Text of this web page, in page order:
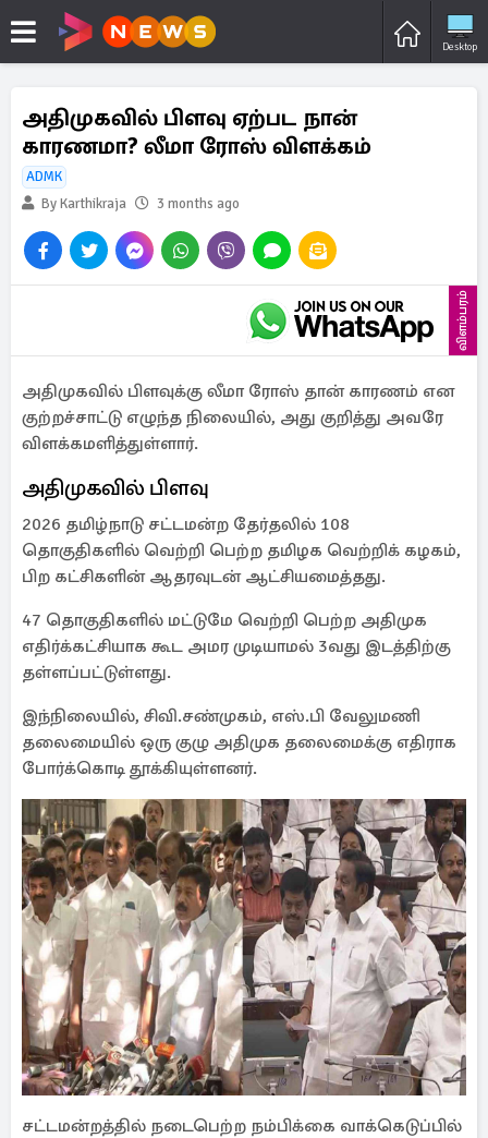
Desktop
அதிமுகவில் பிளவு ஏற்பட நான்
காரணமா? லீமா ரோஸ் விளக்கம்
ADMK
By Karthikraja
3 months ago
விளம்பரம்
அதிமுகவில் பிளவுக்கு லீமா ரோஸ் தான் காரணம் என
குற்றச்சாட்டு எழுந்த நிலையில், அது குறித்து அவரே
விளக்கமளித்துள்ளார்.
அதிமுகவில் பிளவு
2026 தமிழ்நாடு சட்டமன்ற தேர்தலில் 108
தொகுதிகளில் வெற்றி பெற்ற தமிழக வெற்றிக் கழகம்,
பிற கட்சிகளின் ஆதரவுடன் ஆட்சியமைத்தது.
47 தொகுதிகளில் மட்டுமே வெற்றி பெற்ற அதிமுக
எதிர்க்கட்சியாக கூட அமர முடியாமல் 3வது இடத்திற்கு
தள்ளப்பட்டுள்ளது.
இந்நிலையில், சிவி.சண்முகம், எஸ்.பி வேலுமணி
தலைமையில் ஒரு குழு அதிமுக தலைமைக்கு எதிராக
போர்க்கொடி தூக்கியுள்ளனர்.
சட்டமன்றத்தில் நடைபெற்ற நம்பிக்கை வாக்கெடுப்பில்